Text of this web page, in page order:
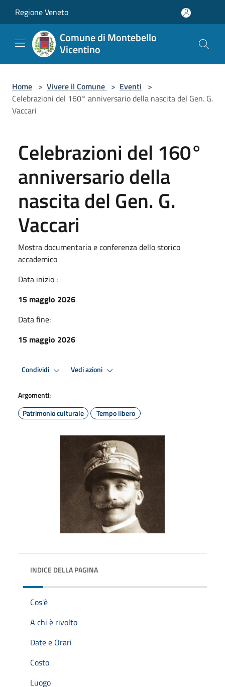
Regione Veneto
Comune di Montebello
Vicentino
Home > Vivere il Comune > Eventi >
Celebrazioni del 160° anniversario della nascita del Gen. G.
Vaccari
Celebrazioni del 160°
anniversario della
nascita del Gen. G.
Vaccari
Mostra documentaria e conferenza dello storico
accademico
Data inizio :
15 maggio 2026
Data fine:
15 maggio 2026
Condividi Vedi azioni
Argomenti:
Patrimonio culturale
Tempo libero
INDICE DELLA PAGINA
Cos'è
A chi è rivolto
Date e Orari
Costo
Luogo